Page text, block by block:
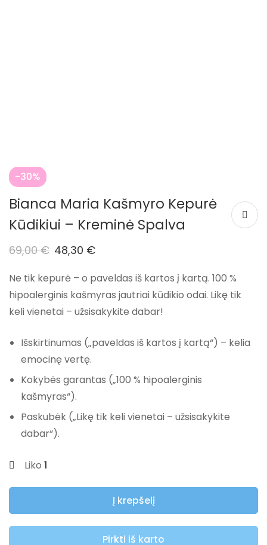
-30%
Bianca Maria Kašmyro Kepurė
Kūdikiui – Kreminė Spalva
69,00€ 48,30 €
Ne tik kepurė – o paveldas iš kartos į kartą. 100 %
hipoalerginis kašmyras jautriai kūdikio odai. Likę tik
keli vienetai – užsisakykite dabar!
Išskirtinumas („paveldas iš kartos į kartą“) – kelia
emocinę vertę.
Kokybės garantas („100 % hipoalerginis
kašmyras“).
Paskubėk („Likę tik keli vienetai – užsisakykite
dabar“).
Liko 1
Į krepšelį
Pirkti iš karto